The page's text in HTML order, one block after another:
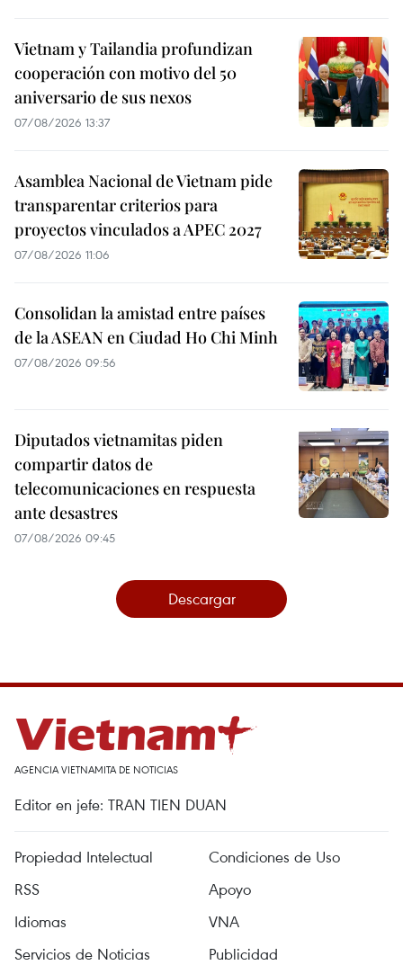
Vietnam y Tailandia profundizan
cooperación con motivo del 50
aniversario de sus nexos
07/08/2026 13:37
Asamblea Nacional de Vietnam pide
transparentar criterios para
proyectos vinculados a APEC 2027
07/08/2026 11:06
Consolidan la amistad entre países
de la ASEAN en Ciudad Ho Chi Minh
07/08/2026 09:56
Diputados vietnamitas piden
compartir datos de
telecomunicaciones en respuesta
ante desastres
07/08/2026 09:45
Descargar
AGENCIA VIETNAMITA DE NOTICIAS
Editor en jefe: TRAN TIEN DUAN
Propiedad Intelectual
Condiciones de Uso
RSS
Apoyo
Idiomas
VNA
Servicios de Noticias
Publicidad